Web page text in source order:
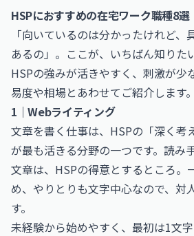
HSPにおすすめの在宅ワーク職種8選
「向いているのは分かったけれど
あるの」。ここが、いちばん知りた
HSPの強みが活きやすく、刺激が少
易度や相場とあわせてご紹介します。
1｜Webライティング
文章を書く仕事は、HSPの「深く考
が最も活きる分野の一つです。読み
文章は、HSPの得意とするところ。
め、やりとりも文字中心なので、対
す。
未経験から始めやすく、最初は1文字